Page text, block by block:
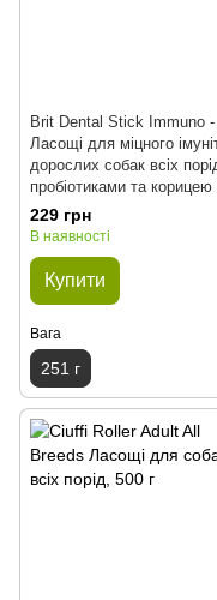
Brit Dental Stick Immuno -
Ласощі для міцного
дорослих собак всіх
пробіотиками та корицею
229 грн
В наявності
Купити
Вага
251 г